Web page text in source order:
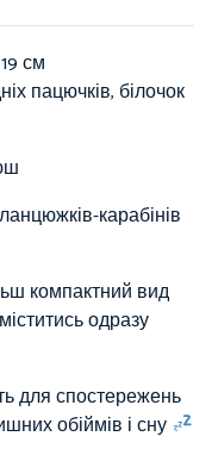
см
пацючків, білочок
карабінів
компактний вид
одразу
для спостережень
обіймів і сну